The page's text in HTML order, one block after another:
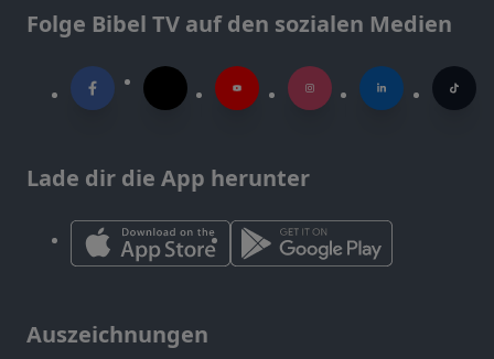
Folge Bibel TV auf den sozialen Medien
Lade dir die App herunter
Auszeichnungen